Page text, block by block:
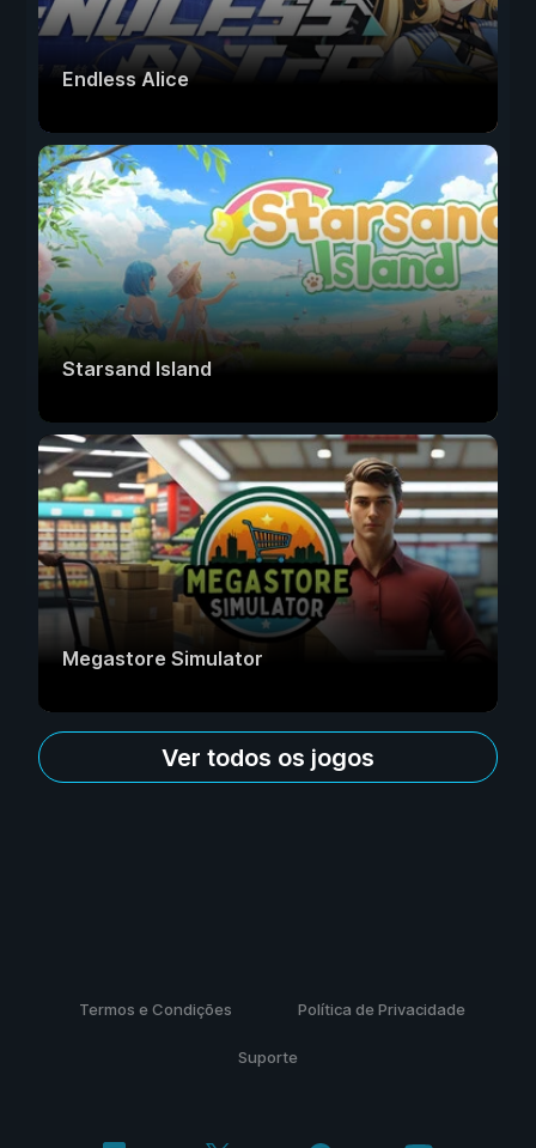
Endless Alice
Starsand Island
Megastore Simulator
Ver todos os jogos
Termos e Condições Política de Privacidade
Suporte